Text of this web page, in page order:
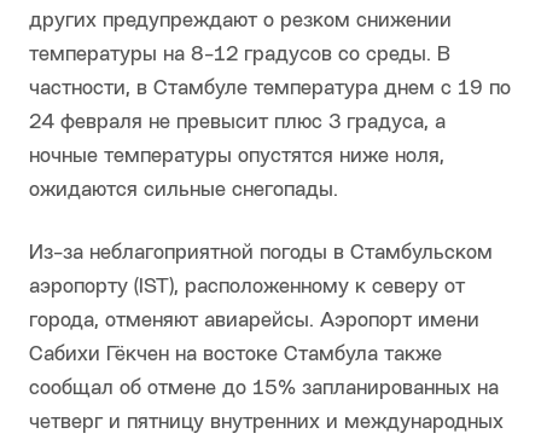
других предупреждают о резком снижении
температуры на 8-12 градусов со среды. В
частности, в Стамбуле температура днем с 19 по
24 февраля не превысит плюс 3 градуса, а
ночные температуры опустятся ниже ноля,
ожидаются сильные снегопады.
Из-за неблагоприятной погоды в Стамбульском
аэропорту (IST), расположенному к северу от
города, отменяют авиарейсы. Аэропорт имени
Сабихи Гёкчен на востоке Стамбула также
сообщал об отмене до 15% запланированных на
четверг и пятницу внутренних и международных